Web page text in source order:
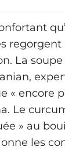
regorgent
La
« encore
Le
» au
les